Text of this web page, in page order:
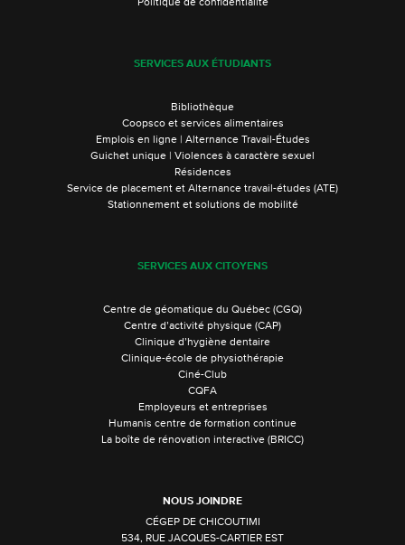
Politique de confidentialité
SERVICES AUX ÉTUDIANTS
Bibliothèque
Coopsco et services alimentaires
Emplois en ligne | Alternance Travail-Études
Guichet unique | Violences à caractère sexuel
Résidences
Service de placement et Alternance travail-études (ATE)
Stationnement et solutions de mobilité
SERVICES AUX CITOYENS
Centre de géomatique du Québec (CGQ)
Centre d’activité physique (CAP)
Clinique d’hygiène dentaire
Clinique-école de physiothérapie
Ciné-Club
CQFA
Employeurs et entreprises
Humanis centre de formation continue
La boîte de rénovation interactive (BRICC)
NOUS JOINDRE
CÉGEP DE CHICOUTIMI
534, RUE JACQUES-CARTIER EST